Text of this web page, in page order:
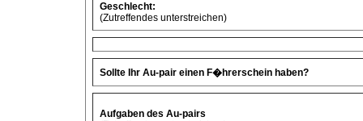
Geschlecht:
(Zutreffendes unterstreichen)
Sollte Ihr Au-pair einen F�hrerschein haben?
Aufgaben des Au-pairs